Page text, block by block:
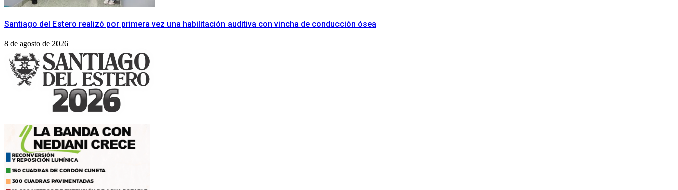
​Santiago del Estero realizó por primera vez una habilitación auditiva con vincha de conducción ósea
8 de agosto de 2026